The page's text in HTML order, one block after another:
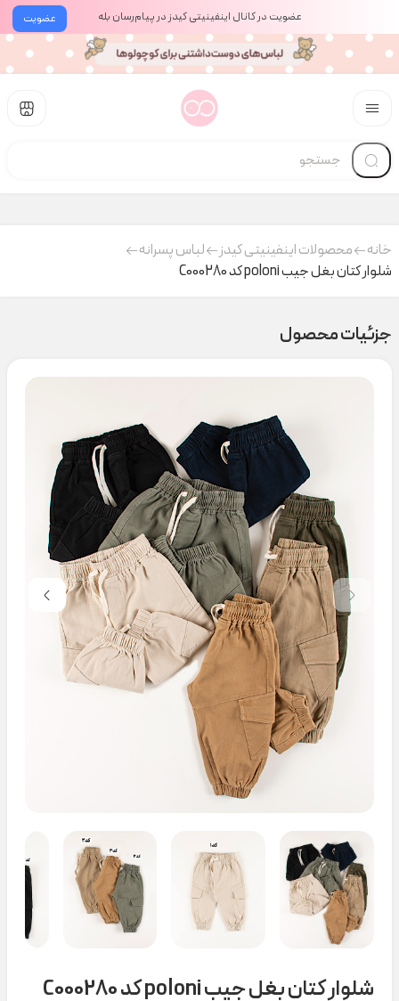
عضویت عضویت در کانال اینفینیتی کیدز در پیام‌رسان بله
خانه محصولات اینفینیتی کیدز
لباس پسرانه
شلوار کتان بغل جیب poloni کد C000280
جزئیات محصول
شلوار کتان بغل جیب poloni کد C000280